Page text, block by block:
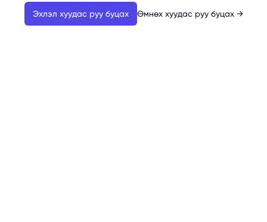
Эхлэл хуудас руу буцах Өмнөх хуудас руу буцах →